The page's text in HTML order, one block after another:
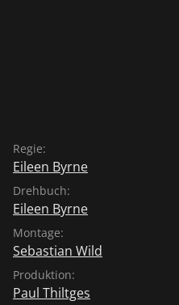
Regie:
Eileen Byrne
Drehbuch:
Eileen Byrne
Montage:
Sebastian Wild
Produktion:
Paul Thiltges